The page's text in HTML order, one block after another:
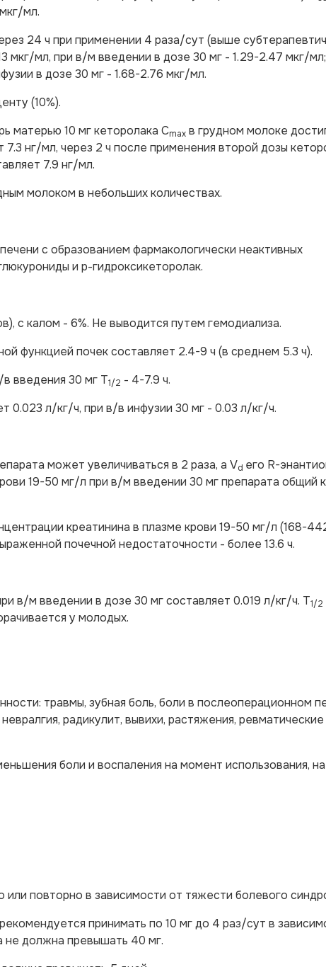
мл.
24 ч при применении 4 раза/сут (выше
мкг/мл, при в/м введении в дозе 30 мг - 1.29-2.47 мкг/
в дозе 30 мг - 1.68-2.76 мкг/мл.
(10%).
матерью 10 мг кеторолака Cmax в грудном молоке
нг/мл, через 2 ч после применения второй дозы
7.9 нг/мл.
молоком в небольших количествах.
с образованием фармакологически неактивных
и р-гидроксикеторолак.
с калом - 6%. Не выводится путем гемодиализа.
функцией почек составляет 2.4-9 ч (в среднем 5.3 ч).
введения 30 мг T1/2 - 4-7.9 ч.
0.023 л/кг/ч, при в/в инфузии 30 мг - 0.03 л/кг/ч.
может увеличиваться в 2 раза, а Vd его R-
19-50 мг/л при в/м введении 30 мг препарата общий
креатинина в плазме крови 19-50 мг/л (168-
почечной недостаточности - более 13.6 ч.
в/м введении в дозе 30 мг составляет 0.019 л/кг/ч. T1/2
у молодых.
травмы, зубная боль, боли в послеоперационном
радикулит, вывихи, растяжения, ревматические
боли и воспаления на момент использования, на
повторно в зависимости от тяжести болевого
принимать по 10 мг до 4 раз/сут в
не должна превышать 40 мг.